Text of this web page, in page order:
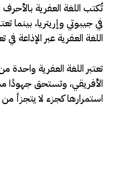
تُكتب اللغة العفرية
في جيبوتي وإريتريا، بينما
اللغة العفرية عبر الإذاعة
تعتبر اللغة العفرية
الأفريقي، وتستحق جهودًا
استمرارها كجزء لا يتجزأ من